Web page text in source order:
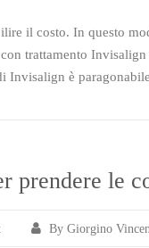
il costo. In questo
trattamento
Invisalign è
prendere le
By Giorgino